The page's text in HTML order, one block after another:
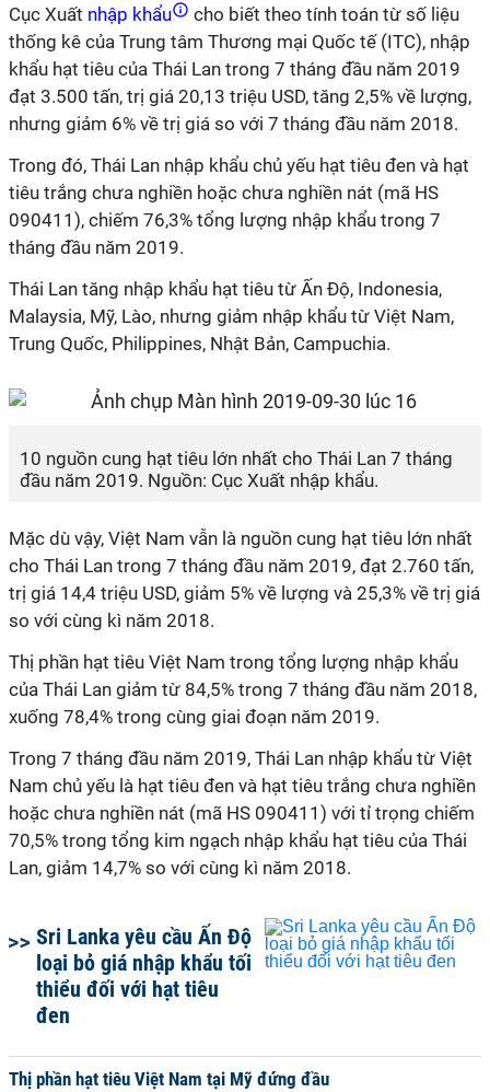
Cục Xuất nhập khẩu
cho biết theo tính toán từ số liệu
thống kê của Trung tâm Thương mại Quốc tế (ITC), nhập
khẩu hạt tiêu của Thái Lan trong 7 tháng đầu năm 2019
đạt 3.500 tấn, trị giá 20,13 triệu USD, tăng 2,5% về lượng,
nhưng giảm 6% về trị giá so với 7 tháng đầu năm 2018.
Trong đó, Thái Lan nhập khẩu chủ yếu hạt tiêu đen và hạt
tiêu trắng chưa nghiền hoặc chưa nghiền nát (mã HS
090411), chiếm 76,3% tổng lượng nhập khẩu trong 7
tháng đầu năm 2019.
Thái Lan tăng nhập khẩu hạt tiêu từ Ấn Độ, Indonesia,
Malaysia, Mỹ, Lào, nhưng giảm nhập khẩu từ Việt Nam,
Trung Quốc, Philippines, Nhật Bản, Campuchia.
10 nguồn cung hạt tiêu lớn nhất cho Thái Lan 7 tháng
đầu năm 2019. Nguồn: Cục Xuất nhập khẩu.
Mặc dù vậy, Việt Nam vẫn là nguồn cung hạt tiêu lớn nhất
cho Thái Lan trong 7 tháng đầu năm 2019, đạt 2.760 tấn,
trị giá 14,4 triệu USD, giảm 5% về lượng và 25,3% về trị giá
so với cùng kì năm 2018.
Thị phần hạt tiêu Việt Nam trong tổng lượng nhập khẩu
của Thái Lan giảm từ 84,5% trong 7 tháng đầu năm 2018,
xuống 78,4% trong cùng giai đoạn năm 2019.
Trong 7 tháng đầu năm 2019, Thái Lan nhập khẩu từ Việt
Nam chủ yếu là hạt tiêu đen và hạt tiêu trắng chưa nghiền
hoặc chưa nghiền nát (mã HS 090411) với tỉ trọng chiếm
70,5% trong tổng kim ngạch nhập khẩu hạt tiêu của Thái
Lan, giảm 14,7% so với cùng kì năm 2018.
Sri Lanka yêu cầu Ấn Độ
loại bỏ giá nhập khẩu tối
thiểu đối với hạt tiêu
đen
Thị phần hạt tiêu Việt Nam tại Mỹ đứng đầu